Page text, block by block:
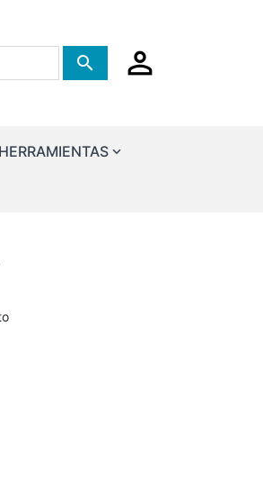
Tienda de busqueda
HERRAMIENTAS